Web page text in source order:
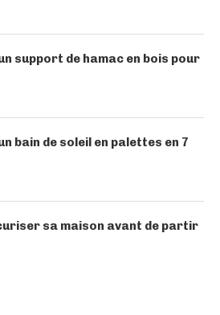
support de hamac en bois pour
bain de soleil en palettes en 7
sa maison avant de partir